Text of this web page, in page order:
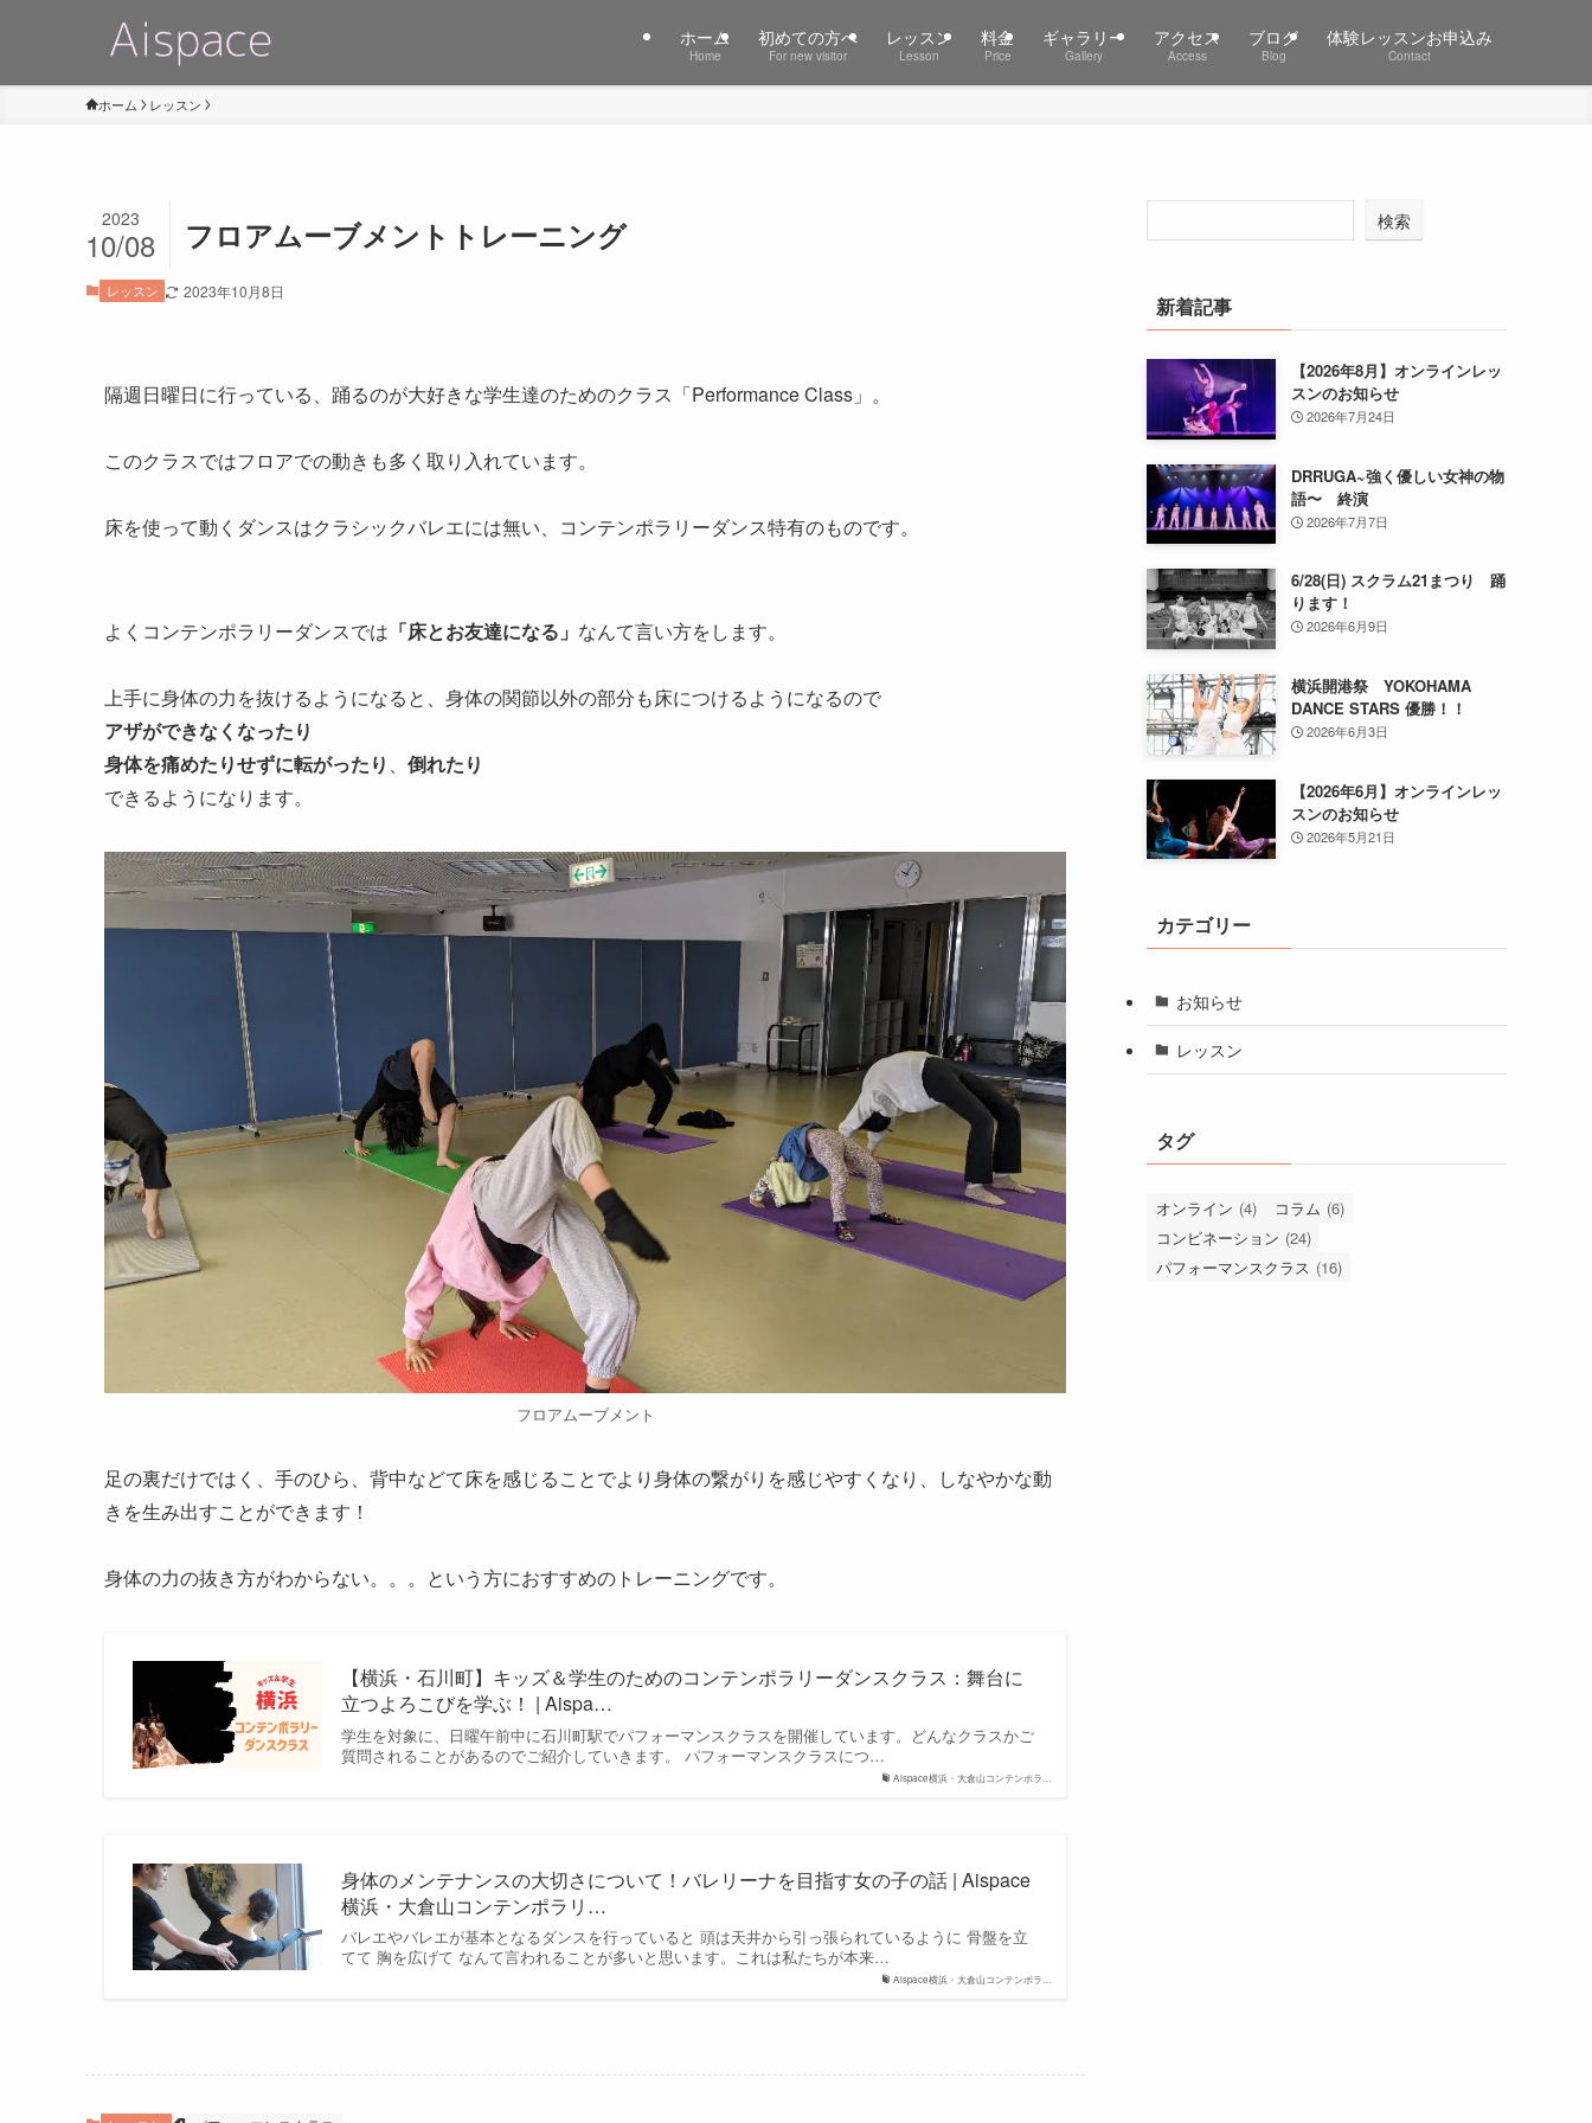
ホーム
Home
初めての方へ
For new visitor
レッスン
Lesson
料金
Price
ギャラリー
Gallery
アクセス
Access
ブログ
Blog
体験レッスンお申込み
Contact
ホーム レッスン
フロアムーブメントトレーニング
2023
10/08
レッスン 2023年10月8日
隔週日曜日に行っている、踊るのが大好きな学生達のためのクラス「Performance Class」。
このクラスではフロアでの動きも多く取り入れています。
床を使って動くダンスはクラシックバレエには無い、コンテンポラリーダンス特有のものです。
よくコンテンポラリーダンスでは 「床とお友達になる」 なんて言い方をします。
上手に身体の力を抜けるようになると、身体の関節以外の部分も床につけるようになるので
アザができなくなったり
身体を痛めたりせずに転がったり 、 倒れたり
できるようになります。
フロアムーブメント
足の裏だけではく、手のひら、背中などて床を感じることでより身体の繋がりを感じやすくなり、しなやかな動
きを生み出すことができます！
身体の力の抜き方がわからない。。。という方におすすめのトレーニングです。
Aispace横浜・大倉山コンテンポラ…
【横浜・石川町】キッズ＆学生のためのコンテンポラリーダンスクラス：舞台に
立つよろこびを学ぶ！ | Aispa…
学生を対象に、日曜午前中に石川町駅でパフォーマンスクラスを開催しています。どんなクラスかご
質問されることがあるのでご紹介していきます。 パフォーマンスクラスにつ…
Aispace横浜・大倉山コンテンポラ…
身体のメンテナンスの大切さについて！バレリーナを目指す女の子の話 | Aispace
横浜・大倉山コンテンポラリ…
バレエやバレエが基本となるダンスを行っていると 頭は天井から引っ張られているように 骨盤を立
てて 胸を広げて なんて言われることが多いと思います。これは私たちが本来…
検索
新着記事
【2026年8月】オンラインレッ
スンのお知らせ
2026年7月24日
DRRUGA~強く優しい女神の物
語〜 終演
2026年7月7日
6/28(日) スクラム21まつり 踊
ります！
2026年6月9日
横浜開港祭 YOKOHAMA
DANCE STARS 優勝！！
2026年6月3日
【2026年6月】オンラインレッ
スンのお知らせ
2026年5月21日
カテゴリー
お知らせ
レッスン
タグ
オンライン (4) コラム (6)
コンビネーション (24)
パフォーマンスクラス (16)